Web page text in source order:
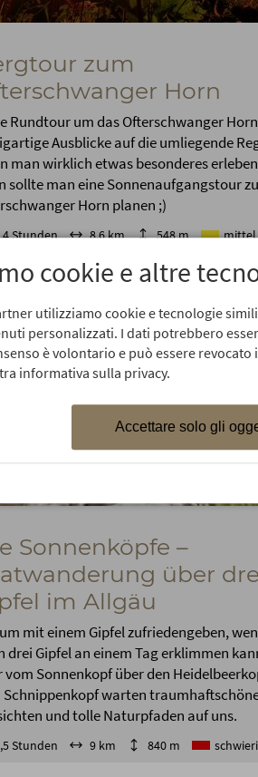
zum
Horn
Rundtour um das Ofterschwanger
Ausblicke auf die umliegende
man wirklich etwas besonderes
sollte man eine Sonnenaufgangstour
Horn planen ;)
Stunden 8,6 km 548 m mittel
Sonnenköpfe –
über
im Allgäu
mit einem Gipfel zufriedengeben,
drei Gipfel an einem Tag erklimmen
vom Sonnenkopf über den
Schnippenkopf warten
und tolle Naturpfaden auf uns.
Stunden 9 km 840 m
cookie e altre
utilizziamo cookie e tecnologie
personalizzati. I dati potrebbero
è volontario e può essere
informativa sulla privacy.
Accettare solo gli